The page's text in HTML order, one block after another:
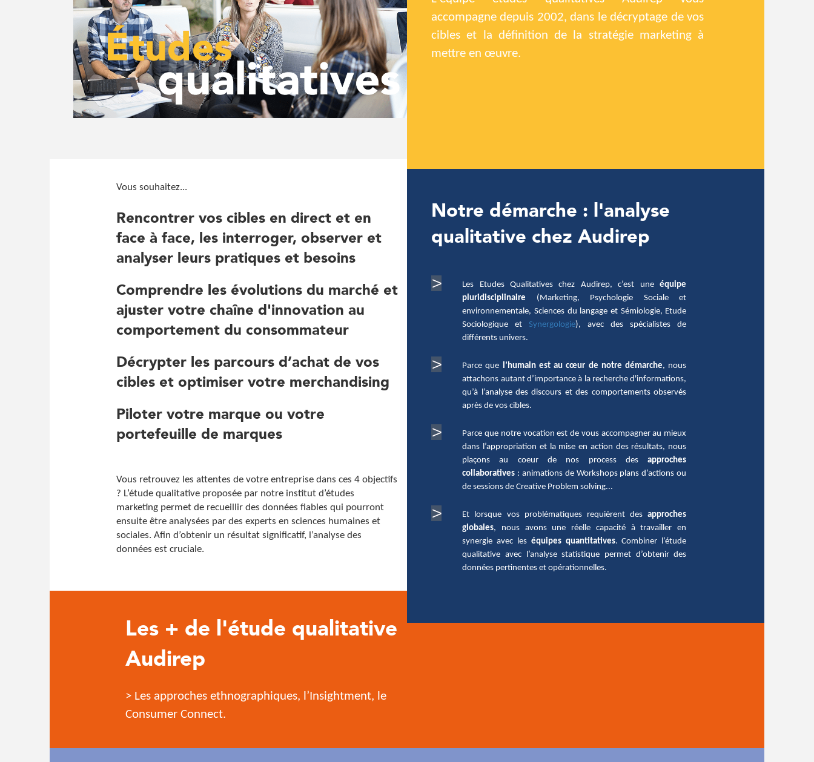
accompagne depuis 2002, dans le décryptage de vos
cibles et la définition de la stratégie marketing à
mettre en œuvre.
Vous souhaitez...
Rencontrer vos cibles en direct et en
face à face, les interroger, observer et
analyser leurs pratiques et besoins
Comprendre les évolutions du marché et
ajuster votre chaîne d'innovation au
comportement du consommateur
Décrypter les parcours d’achat de vos
cibles et optimiser votre merchandising
Piloter votre marque ou votre
portefeuille de marques
Vous retrouvez les attentes de votre entreprise dans ces 4 objectifs
? L’étude qualitative proposée par notre institut d’études
marketing permet de recueillir des données fiables qui pourront
ensuite être analysées par des experts en sciences humaines et
sociales. Afin d’obtenir un résultat significatif, l’analyse des
données est cruciale.
Notre démarche : l'analyse
qualitative chez Audirep
Les Etudes Qualitatives chez Audirep, c’est uneéquipe
pluridisciplinaire (Marketing, Psychologie Sociale et
environnementale, Sciences du langage et Sémiologie, Etude
Sociologique etSynergologie), avec des spécialistes de
différents univers.
Parce que l’humain est au cœur de notre démarche, nous
attachons autant d’importance à la recherche d'informations,
qu’à l’analyse des discours et des comportements observés
après de vos cibles.
Parce que notre vocation est de vous accompagner au mieux
dans l’appropriation et la mise en action des résultats, nous
plaçons au coeur de nos process desapproches
collaboratives : animations de Workshops plans d’actions ou
de sessions de Creative Problem solving...
Et lorsque vos problématiques requièrent desapproches
globales, nous avons une réelle capacité à travailler en
synergie avec les équipes quantitatives. Combiner l’étude
qualitative avec l’analyse statistique permet d’obtenir des
données pertinentes et opérationnelles.
Les + de l'étude qualitative
Audirep
> Les approches ethnographiques, l’Insightment, le
Consumer Connect.